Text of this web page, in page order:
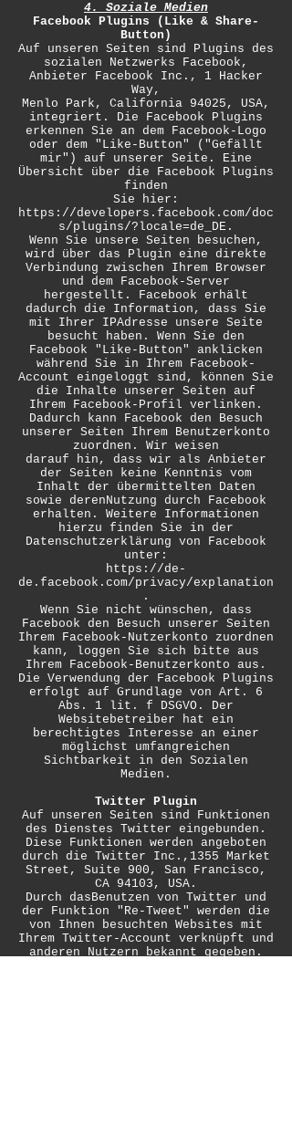
4. Soziale Medien
Facebook Plugins (Like & Share-
Button)
Auf unseren Seiten sind Plugins des
sozialen Netzwerks Facebook,
Anbieter Facebook Inc., 1 Hacker
Way,
Menlo Park, California 94025, USA,
integriert. Die Facebook Plugins
erkennen Sie an dem Facebook-Logo
oder dem "Like-Button" ("Gefällt
mir") auf unserer Seite. Eine
Übersicht über die Facebook Plugins
finden
Sie hier:
https://developers.facebook.com/doc
s/plugins/?locale=de_DE.
Wenn Sie unsere Seiten besuchen,
wird über das Plugin eine direkte
Verbindung zwischen Ihrem Browser
und dem Facebook-Server
hergestellt. Facebook erhält
dadurch die Information, dass Sie
mit Ihrer IPAdresse unsere Seite
besucht haben. Wenn Sie den
Facebook "Like-Button" anklicken
während Sie in Ihrem Facebook-
Account eingeloggt sind, können Sie
die Inhalte unserer Seiten auf
Ihrem Facebook-Profil verlinken.
Dadurch kann Facebook den Besuch
unserer Seiten Ihrem Benutzerkonto
zuordnen. Wir weisen
darauf hin, dass wir als Anbieter
der Seiten keine Kenntnis vom
Inhalt der übermittelten Daten
sowie derenNutzung durch Facebook
erhalten. Weitere Informationen
hierzu finden Sie in der
Datenschutzerklärung von Facebook
unter:
https://de-
de.facebook.com/privacy/explanation
.
Wenn Sie nicht wünschen, dass
Facebook den Besuch unserer Seiten
Ihrem Facebook-Nutzerkonto zuordnen
kann, loggen Sie sich bitte aus
Ihrem Facebook-Benutzerkonto aus.
Die Verwendung der Facebook Plugins
erfolgt auf Grundlage von Art. 6
Abs. 1 lit. f DSGVO. Der
Websitebetreiber hat ein
berechtigtes Interesse an einer
möglichst umfangreichen
Sichtbarkeit in den Sozialen
Medien.
Twitter Plugin
Auf unseren Seiten sind Funktionen
des Dienstes Twitter eingebunden.
Diese Funktionen werden angeboten
durch die Twitter Inc.,1355 Market
Street, Suite 900, San Francisco,
CA 94103, USA.
Durch dasBenutzen von Twitter und
der Funktion "Re-Tweet" werden die
von Ihnen besuchten Websites mit
Ihrem Twitter-Account verknüpft und
anderen Nutzern bekannt gegeben.